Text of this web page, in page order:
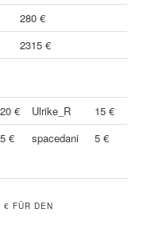
280 €
2315 €
20 € Ulrike_R
15 €
5 € spacedani
5 €
€ FÜR DEN